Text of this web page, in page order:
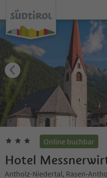
Online buchbar
Hotel
Antholz-Niedertal, Rasen-